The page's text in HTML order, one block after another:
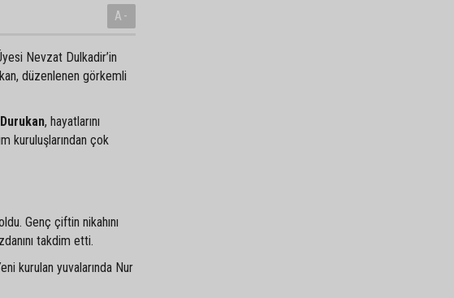
A-
Nevzat Dulkadir’in
düzenlenen görkemli
Durukan, hayatlarını
kuruluşlarından çok
Genç çiftin nikahını
takdim etti.
kurulan yuvalarında Nur